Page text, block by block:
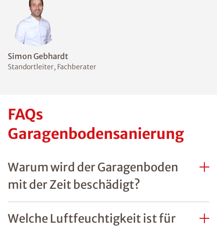
Simon Gebhardt
Standortleiter, Fachberater
FAQs
Garagenbodensanierung
Warum wird der Garagenboden
mit der Zeit beschädigt?
Welche Luftfeuchtigkeit ist für